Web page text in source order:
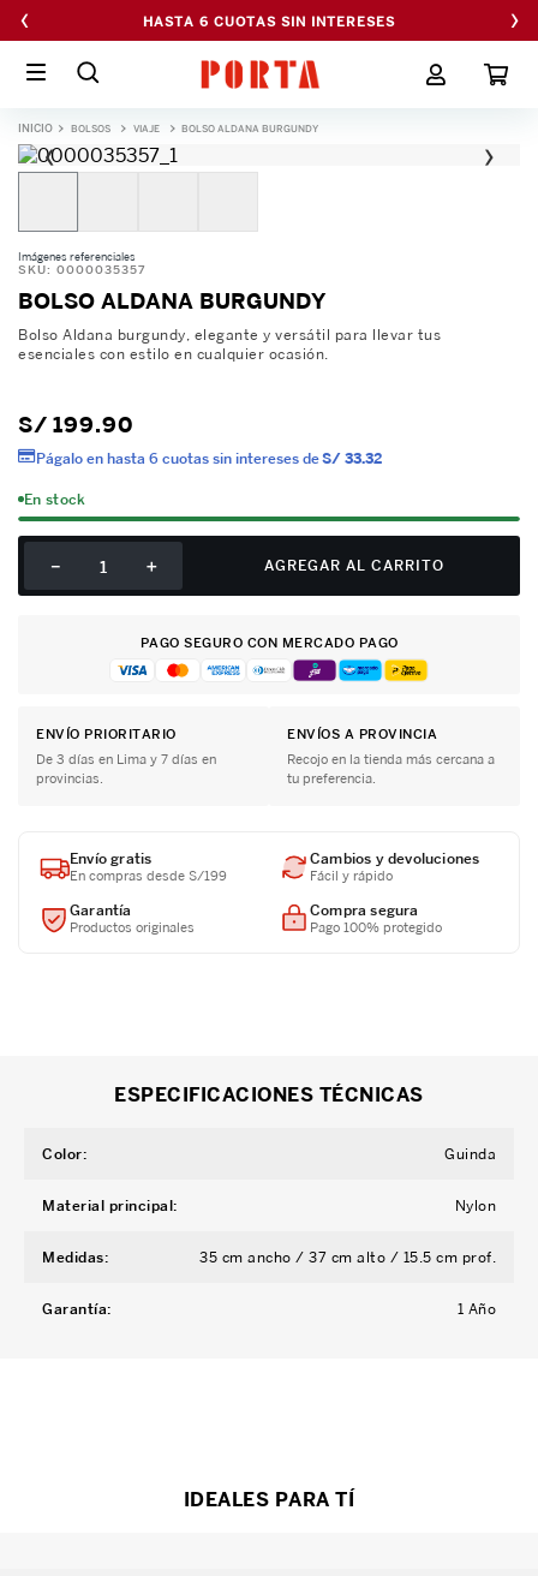
‹ HASTA 6 CUOTAS SIN INTERESES ›
BOLSOS VIAJE BOLSO ALDANA BURGUNDY
‹ ›
Imágenes referenciales
SKU: 0000035357
BOLSO ALDANA BURGUNDY
Bolso Aldana burgundy, elegante y versátil para llevar tus
esenciales con estilo en cualquier ocasión.
S/ 199.90
Págalo en hasta 6 cuotas sin intereses deS/ 33.32
En stock
＋
－ AGREGAR AL CARRITO
PAGO SEGURO CON MERCADO PAGO
ENVÍO PRIORITARIO
De 3 días en Lima y 7 días en
provincias.
ENVÍOS A PROVINCIA
Recojo en la tienda más cercana a
tu preferencia.
Envío gratis
En compras desde S/199
Cambios y devoluciones
Fácil y rápido
Garantía
Productos originales
Compra segura
Pago 100% protegido
ESPECIFICACIONES TÉCNICAS
Color: Guinda
Material principal: Nylon
Medidas: 35 cm ancho / 37 cm alto / 15.5 cm prof.
Garantía: 1 Año
IDEALES PARA TÍ